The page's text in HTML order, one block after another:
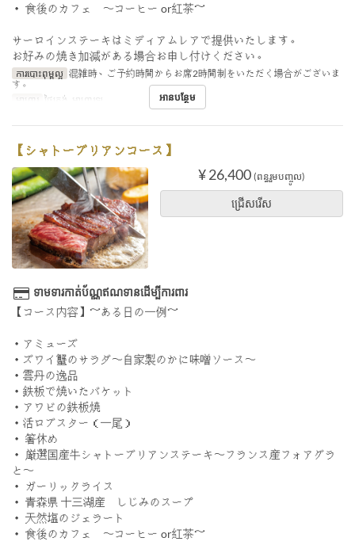
・ 食後のカフェ 〜コーヒー or紅茶～
サーロインステーキはミディアムレアで提供いたします。
お好みの焼き加減がある場合お申し付けください。
ការបោះពុម្ពល្អ 混雑時、ご予約時間からお席2時間制をいただく場合がございま
す。
អាហារ ថ្ងៃត្រង់, អាហារឡ អានបន្ថែម
【シャトーブリアンコース】
¥ 26,400 (ពន្ធរួមបញ្ចូល)
ជ្រើសរើស
ទាមទារកាត់ប័ណ្ណឥណទានដើម្បីការពារ
【コース内容】～ある日の一例～
・アミューズ
・ズワイ蟹のサラダ〜自家製のかに味噌ソース〜
・雲丹の逸品
・鉄板で焼いたバケット
・アワビの鉄板焼
・活ロブスター（一尾）
・ 箸休め
・ 厳選国産牛シャトーブリアンステーキ〜フランス産フォアグラ
と〜
・ ガーリックライス
・ 青森県 十三湖産 しじみのスープ
・ 天然塩のジェラート
・ 食後のカフェ 〜コーヒー or紅茶～